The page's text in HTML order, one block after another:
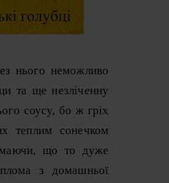
нього неможливо
та ще незліченну
соусу, бо ж гріх
теплим сонечком
що то дуже
з домашньої